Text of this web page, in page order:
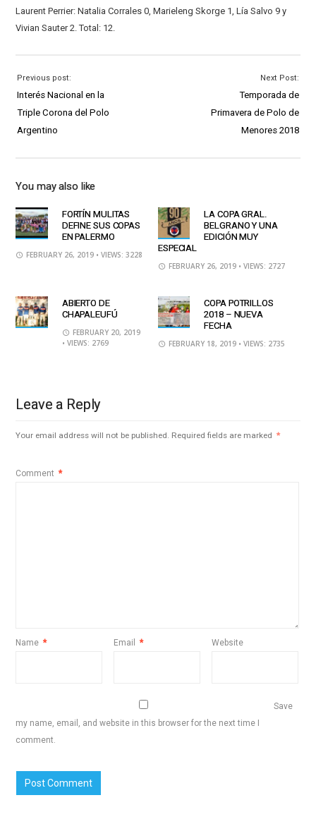
Laurent Perrier: Natalia Corrales 0, Marieleng Skorge 1, Lía Salvo 9 y
Vivian Sauter 2. Total: 12.
Previous post:
Interés Nacional en la
Triple Corona del Polo
Argentino
Next Post:
Temporada de
Primavera de Polo de
Menores 2018
You may also like
FORTÍN MULITAS
DEFINE SUS COPAS
EN PALERMO
FEBRUARY 26, 2019 • VIEWS: 3228
LA COPA GRAL.
BELGRANO Y UNA
EDICIÓN MUY
ESPECIAL
FEBRUARY 26, 2019 • VIEWS: 2727
ABIERTO DE
CHAPALEUFÚ
FEBRUARY 20, 2019
• VIEWS: 2769
COPA POTRILLOS
2018 – NUEVA
FECHA
FEBRUARY 18, 2019 • VIEWS: 2735
Leave a Reply
Your email address will not be published. Required fields are marked *
Comment *
Name * Email * Website
Save
my name, email, and website in this browser for the next time I
comment.